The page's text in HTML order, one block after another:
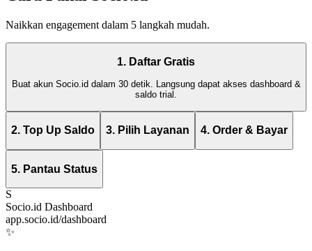
Naikkan engagement dalam 5 langkah mudah.
1. Daftar Gratis
Buat akun Socio.id dalam 30 detik. Langsung dapat akses dashboard &
saldo trial.
2. Top Up Saldo 3. Pilih Layanan 4. Order & Bayar
5. Pantau Status
S
Socio.id Dashboard
app.socio.id/dashboard
✨